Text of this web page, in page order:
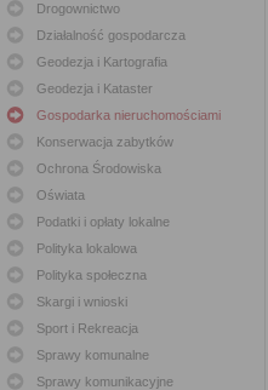
Drogownictwo
Działalność gospodarcza
Geodezja i Kartografia
Geodezja i Kataster
Gospodarka nieruchomościami
Konserwacja zabytków
Ochrona Środowiska
Oświata
Podatki i opłaty lokalne
Polityka lokalowa
Polityka społeczna
Skargi i wnioski
Sport i Rekreacja
Sprawy komunalne
Sprawy komunikacyjne